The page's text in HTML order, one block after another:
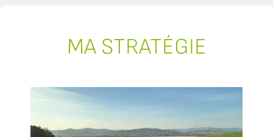
MA STRATÉGIE